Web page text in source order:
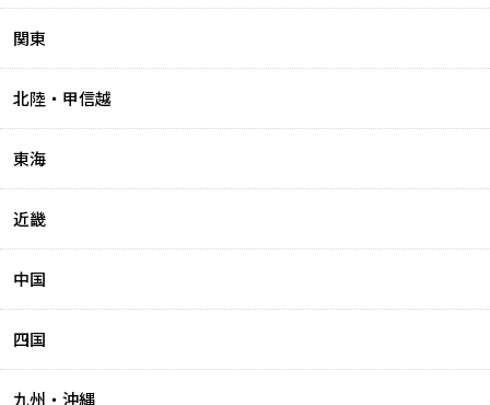
関東
北陸・甲信越
東海
近畿
中国
四国
九州・沖縄